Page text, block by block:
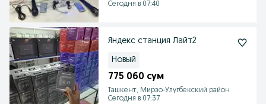
Сегодня в 07:40
Яндекс станция Лайт2
Новый
775 060 сум
Ташкент, Мирзо-Улугбекский район
Сегодня в 07:37